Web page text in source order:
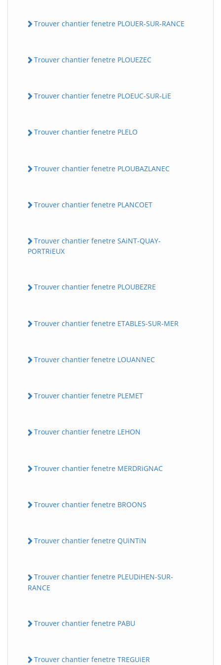
Trouver chantier fenetre PLOUER-SUR-RANCE
Trouver chantier fenetre PLOUEZEC
Trouver chantier fenetre PLOEUC-SUR-LiE
Trouver chantier fenetre PLELO
Trouver chantier fenetre PLOUBAZLANEC
Trouver chantier fenetre PLANCOET
Trouver chantier fenetre SAiNT-QUAY-
PORTRiEUX
Trouver chantier fenetre PLOUBEZRE
Trouver chantier fenetre ETABLES-SUR-MER
Trouver chantier fenetre LOUANNEC
Trouver chantier fenetre PLEMET
Trouver chantier fenetre LEHON
Trouver chantier fenetre MERDRiGNAC
Trouver chantier fenetre BROONS
Trouver chantier fenetre QUiNTiN
Trouver chantier fenetre PLEUDiHEN-SUR-
RANCE
Trouver chantier fenetre PABU
Trouver chantier fenetre TREGUiER